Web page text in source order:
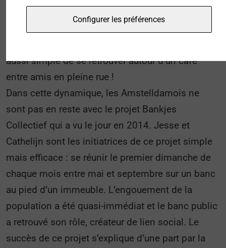
aussi simple de se retrouver autour d’un café
entre amis en pleine rue !
Dans cette dynamique, les Amstelldamois ne
sont pas en reste avec le projet Bankjes
Collectief qui a vu le jour en 2014. Jesse et
Cathelijn sont les initiatrices de ce projet simple
mais efficace : se réunir le premier dimanche de
chaque mois entre mai et septembre sur un banc
au pied d’un immeuble. L’engouement de la
population a été quasi-immédiat et le banc public
a retrouvé son rôle, créateur de lien social. Le
succès de ce projet s’explique d’une part par la
Configurer les préférences